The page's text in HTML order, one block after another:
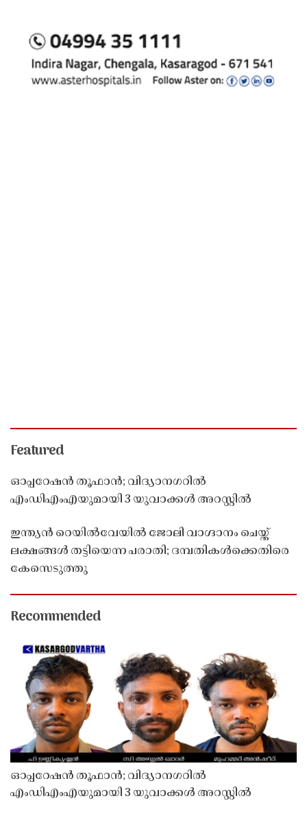
Featured
ഓപ്പറേഷൻ തൂഫാൻ; വിദ്യാനഗറിൽ
എംഡിഎംഎയുമായി 3 യുവാക്കൾ അറസ്റ്റിൽ
ഇന്ത്യൻ റെയിൽവേയിൽ ജോലി വാഗ്ദാനം ചെയ്ത്
ലക്ഷങ്ങൾ തട്ടിയെന്ന പരാതി; ദമ്പതികൾക്കെതിരെ
കേസെടുത്തു
Recommended
ഓപ്പറേഷൻ തൂഫാൻ; വിദ്യാനഗറിൽ
എംഡിഎംഎയുമായി 3 യുവാക്കൾ അറസ്റ്റിൽ